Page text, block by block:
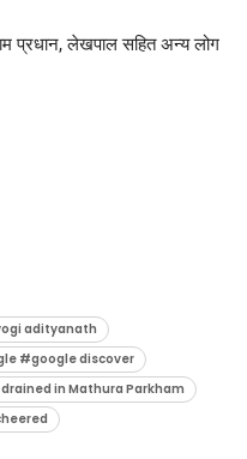
प्रधान, लेखपाल सहित अन्य लोग
adityanath
#google discover
in Mathura Parkham